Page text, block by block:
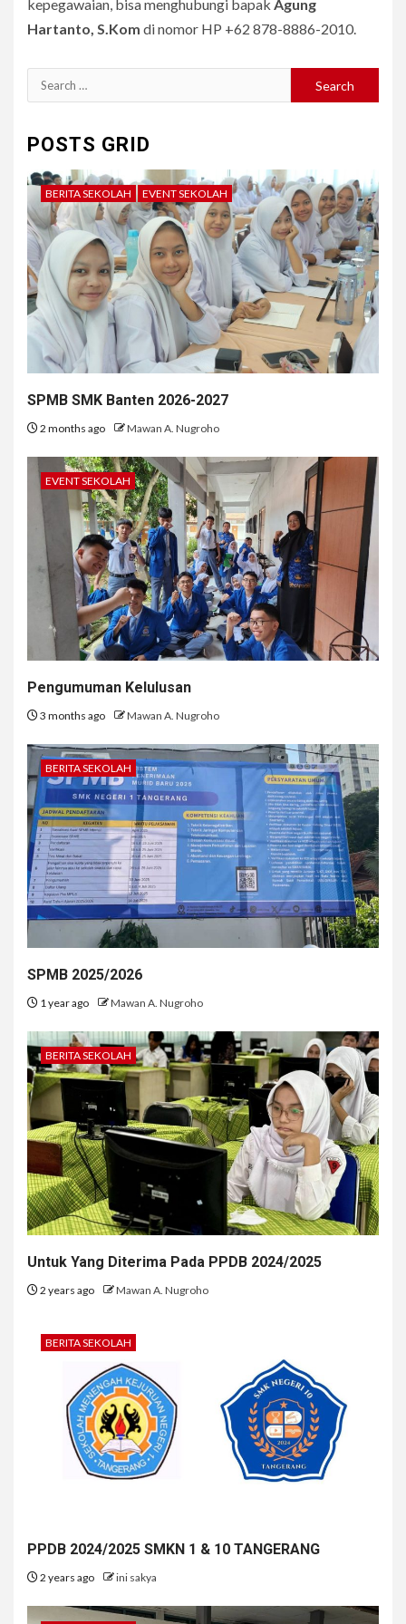
kepegawaian, bisa menghubungi bapak Agung
Hartanto, S.Kom di nomor HP +62 878-8886-2010.
Search
for:
POSTS GRID
BERITA SEKOLAH EVENT SEKOLAH
SPMB SMK Banten 2026-2027
2 months ago Mawan A. Nugroho
EVENT SEKOLAH
Pengumuman Kelulusan
3 months ago Mawan A. Nugroho
BERITA SEKOLAH
SPMB 2025/2026
1 year ago Mawan A. Nugroho
BERITA SEKOLAH
Untuk Yang Diterima Pada PPDB 2024/2025
2 years ago Mawan A. Nugroho
BERITA SEKOLAH
PPDB 2024/2025 SMKN 1 & 10 TANGERANG
2 years ago ini sakya